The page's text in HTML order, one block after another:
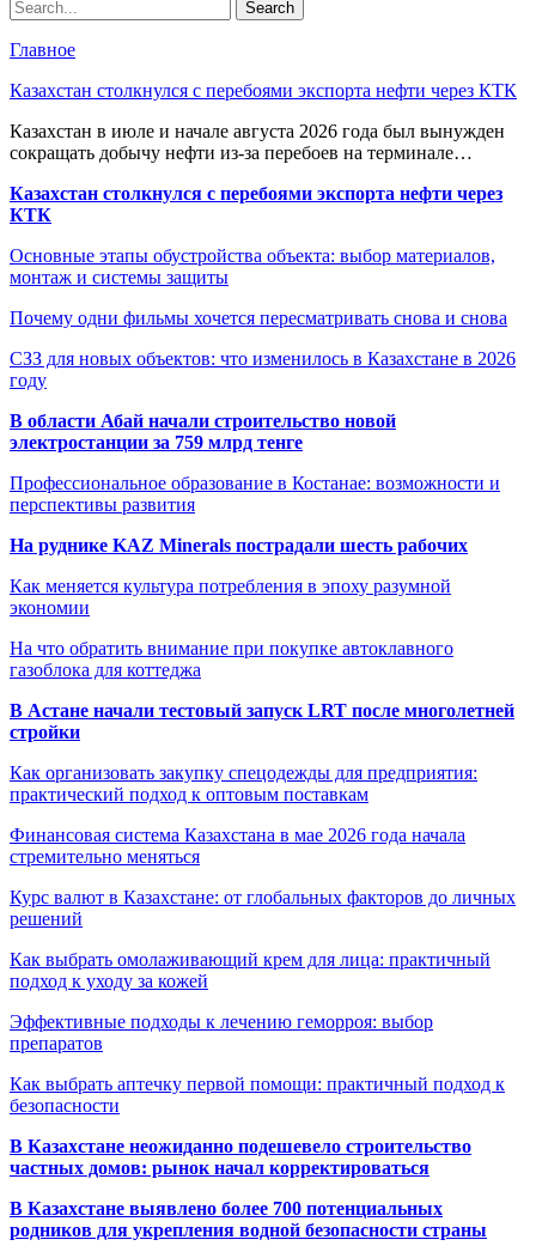
Главное
Казахстан столкнулся с перебоями экспорта нефти через КТК
Казахстан в июле и начале августа 2026 года был вынужден
сокращать добычу нефти из-за перебоев на терминале…
Казахстан столкнулся с перебоями экспорта нефти через
КТК
Основные этапы обустройства объекта: выбор материалов,
монтаж и системы защиты
Почему одни фильмы хочется пересматривать снова и снова
СЗЗ для новых объектов: что изменилось в Казахстане в 2026
году
В области Абай начали строительство новой
электростанции за 759 млрд тенге
Профессиональное образование в Костанае: возможности и
перспективы развития
На руднике KAZ Minerals пострадали шесть рабочих
Как меняется культура потребления в эпоху разумной
экономии
На что обратить внимание при покупке автоклавного
газоблока для коттеджа
В Астане начали тестовый запуск LRT после многолетней
стройки
Как организовать закупку спецодежды для предприятия:
практический подход к оптовым поставкам
Финансовая система Казахстана в мае 2026 года начала
стремительно меняться
Курс валют в Казахстане: от глобальных факторов до личных
решений
Как выбрать омолаживающий крем для лица: практичный
подход к уходу за кожей
Эффективные подходы к лечению геморроя: выбор
препаратов
Как выбрать аптечку первой помощи: практичный подход к
безопасности
В Казахстане неожиданно подешевело строительство
частных домов: рынок начал корректироваться
В Казахстане выявлено более 700 потенциальных
родников для укрепления водной безопасности страны